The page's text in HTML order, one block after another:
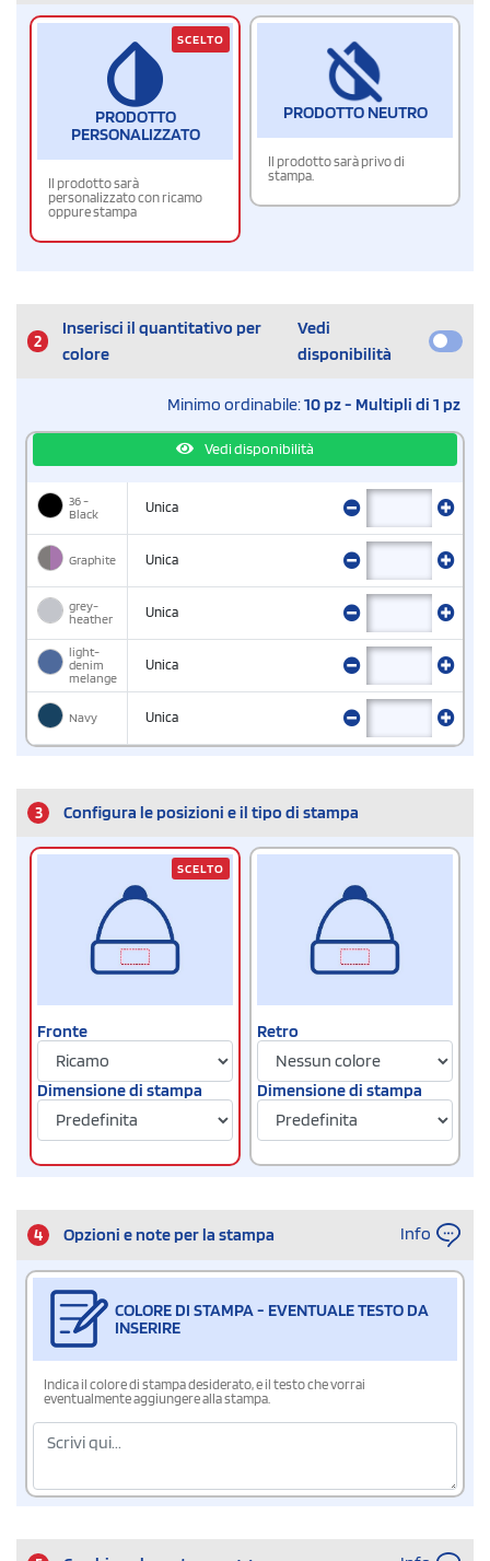
PRODOTTO
PERSONALIZZATO
Il prodotto sarà
personalizzato con ricamo
oppure stampa
SCELTO
PRODOTTO NEUTRO
Il prodotto sarà privo di
stampa.
2
Inserisci il quantitativo per
colore
Vedi
disponibilità
Minimo ordinabile:10 pz - Multipli di 1 pz
Vedi disponibilità
36 -
Black
Unica
Graphite Unica
grey-
heather
Unica
light-
denim
melange
Unica
Navy Unica
3 Configura le posizioni e il tipo di stampa
Fronte
Dimensione di stampa
SCELTO
Retro
Dimensione di stampa
4 Opzioni e note per la stampa Info
COLORE DI STAMPA - EVENTUALE TESTO DA
INSERIRE
Indica il colore di stampa desiderato, e il testo che vorrai
eventualmente aggiungere alla stampa.